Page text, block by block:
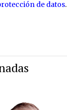
de datos.